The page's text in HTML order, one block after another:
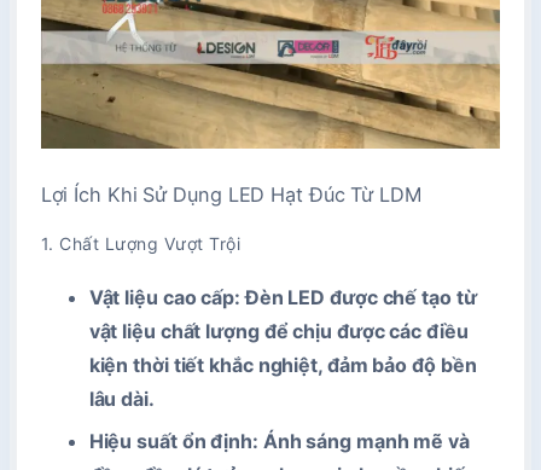
Lợi Ích Khi Sử Dụng LED Hạt ĐúcTừ LDM
1. Chất Lượng Vượt Trội
Vật liệu cao cấp: Đèn LED được chế tạo từ
vật liệu chất lượng để chịu được các điều
kiện thời tiết khắc nghiệt, đảm bảo độ bền
lâu dài.
Hiệu suất ổn định: Ánh sáng mạnh mẽ và